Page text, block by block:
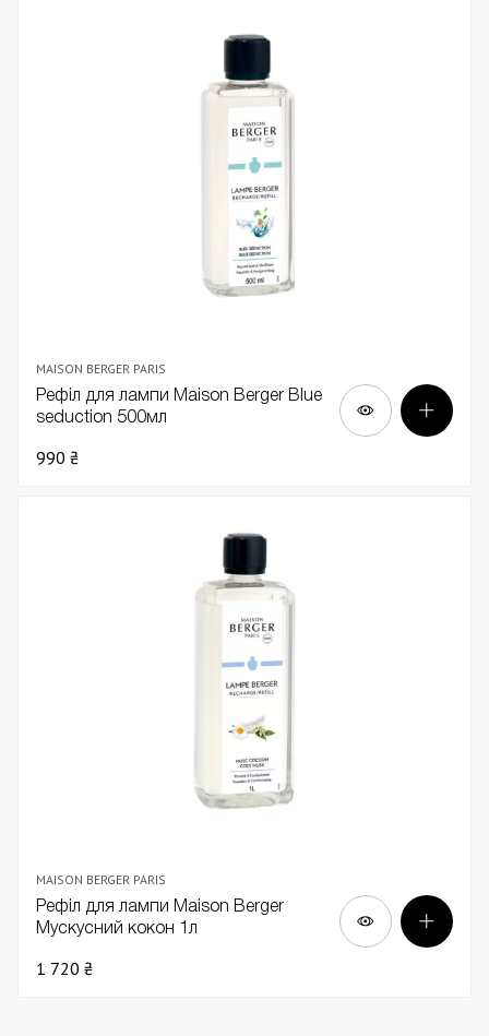
MAISON BERGER PARIS
Рефіл для лампи Maison Berger Blue
seduction 500мл
990 ₴
MAISON BERGER PARIS
Рефіл для лампи Maison Berger
Мускусний кокон 1л
1 720 ₴